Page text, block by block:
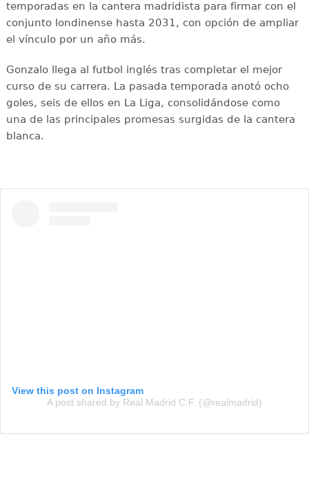
temporadas en la cantera madridista para firmar con el
conjunto londinense hasta 2031, con opción de ampliar
el vínculo por un año más.
Gonzalo llega al futbol inglés tras completar el mejor
curso de su carrera. La pasada temporada anotó ocho
goles, seis de ellos en La Liga, consolidándose como
una de las principales promesas surgidas de la cantera
blanca.
View this post on Instagram
A post shared by Real Madrid C.F. (@realmadrid)